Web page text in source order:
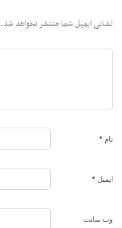
نشانی ایمیل شما منتشر نخواهد شد.
نام *
ایمیل *
وب‌ سایت